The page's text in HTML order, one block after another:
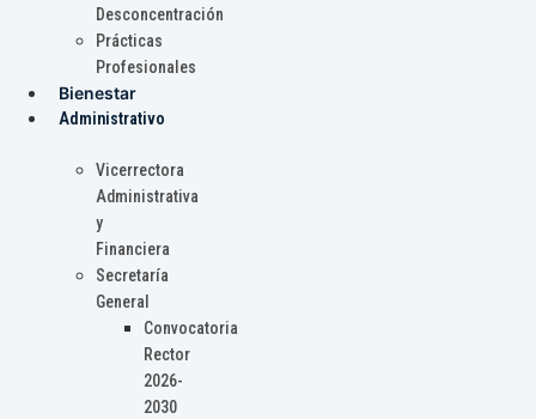
Desconcentración
Prácticas
Profesionales
Bienestar
Administrativo
Vicerrectora
Administrativa
y
Financiera
Secretaría
General
Convocatoria
Rector
2026-
2030